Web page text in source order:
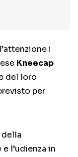
i
Kneecap
del loro
per
della
l’udienza in